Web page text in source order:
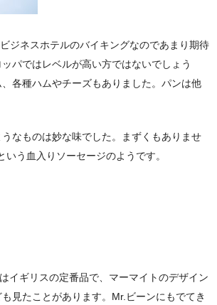
ジネスホテルのバイキングなのであまり期待
パではレベルが高い方ではないでしょう
各種ハムやチーズもありました。パンは他
なものは妙な味でした。まずくもありませ
いう血入り ソーセージのようです。
イギリスの定番品で、マーマイトのデザイン
見たことがあります。Mr.ビーンにもでてき